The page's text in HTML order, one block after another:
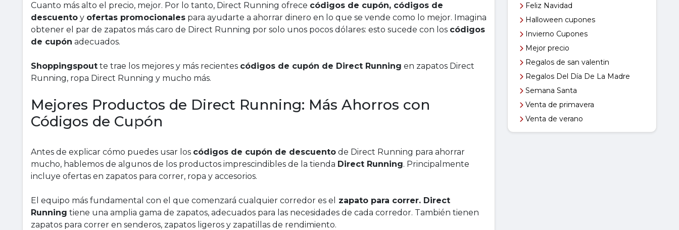
Cuanto más alto el precio, mejor. Por lo tanto, Direct Running ofrece códigos de cupón, códigos de
descuento y ofertas promocionales para ayudarte a ahorrar dinero en lo que se vende como lo mejor. Imagina
obtener el par de zapatos más caro de Direct Running por solo unos pocos dólares: esto sucede con los códigos
de cupón adecuados.
Shoppingspout te trae los mejores y más recientes códigos de cupón de Direct Running en zapatos Direct
Running, ropa Direct Running y mucho más.
Mejores Productos de Direct Running: Más Ahorros con
Códigos de Cupón
Antes de explicar cómo puedes usar los códigos de cupón de descuento de Direct Running para ahorrar
mucho, hablemos de algunos de los productos imprescindibles de la tienda Direct Running. Principalmente
incluye ofertas en zapatos para correr, ropa y accesorios.
El equipo más fundamental con el que comenzará cualquier corredor es el
zapato para correr. Direct
Running tiene una amplia gama de zapatos, adecuados para las necesidades de cada corredor. También tienen
zapatos para correr en senderos, zapatos ligeros y zapatillas de rendimiento.
Feliz Navidad
Halloween cupones
Invierno Cupones
Mejor precio
Regalos de san valentin
Regalos Del Día De La Madre
Semana Santa
Venta de primavera
Venta de verano